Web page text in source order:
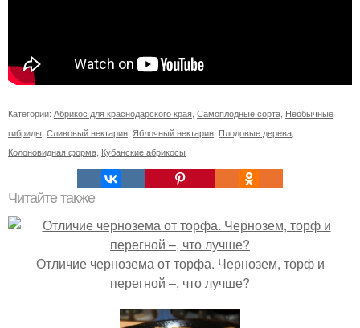
Категории: Абрикос для краснодарского края, Самоплодные сорта, Необычные
гибриды, Сливовый нектарин, Яблочный нектарин, Плодовые дерева,
Колоновидная форма, Кубанские абрикосы
Читайте также
Отличие чернозема от торфа. Чернозем, торф и
перегной –, что лучше?